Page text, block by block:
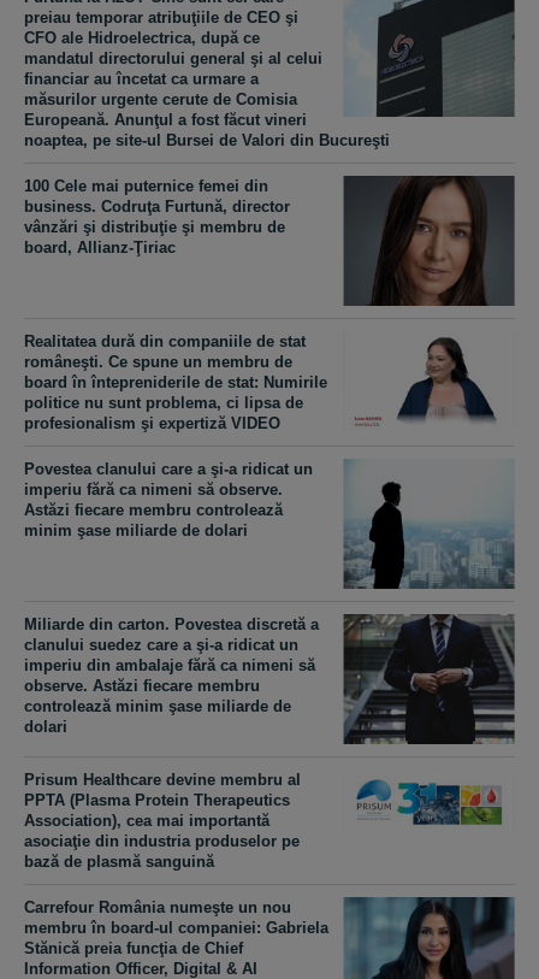
preiau temporar atribuţiile de CEO şi
CFO ale Hidroelectrica, după ce
mandatul directorului general şi al celui
financiar au încetat ca urmare a
măsurilor urgente cerute de Comisia
Europeană. Anunţul a fost făcut vineri
noaptea, pe site-ul Bursei de Valori din Bucureşti
100 Cele mai puternice femei din
business. Codruţa Furtună, director
vânzări şi distribuţie şi membru de
board, Allianz-Ţiriac
Realitatea dură din companiile de stat
româneşti. Ce spune un membru de
board în întepreniderile de stat: Numirile
politice nu sunt problema, ci lipsa de
profesionalism şi expertiză VIDEO
Povestea clanului care a şi-a ridicat un
imperiu fără ca nimeni să observe.
Astăzi fiecare membru controlează
minim şase miliarde de dolari
Miliarde din carton. Povestea discretă a
clanului suedez care a şi-a ridicat un
imperiu din ambalaje fără ca nimeni să
observe. Astăzi fiecare membru
controlează minim şase miliarde de
dolari
Prisum Healthcare devine membru al
PPTA (Plasma Protein Therapeutics
Association), cea mai importantă
asociaţie din industria produselor pe
bază de plasmă sanguină
Carrefour România numeşte un nou
membru în board-ul companiei: Gabriela
Stănică preia funcţia de Chief
Information Officer, Digital & AI